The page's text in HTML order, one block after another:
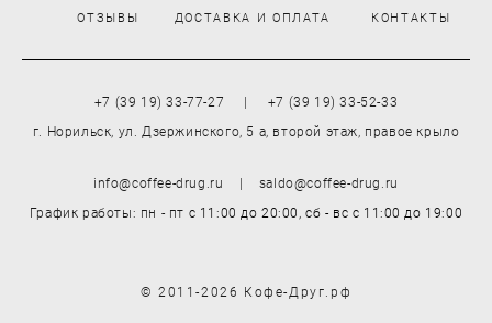
ОТЗЫВЫ ДОСТАВКА И ОПЛАТА КОНТАКТЫ
+7 (39 19) 33-77-27 | +7 (39 19) 33-52-33
г. Норильск, ул. Дзержинского, 5 а, второй этаж, правое крыло
info@coffee-drug.ru | saldo@coffee-drug.ru
График работы: пн - пт с 11:00 до 20:00,сб - вс с 11:00 до 19:00
© 2011-2026 Кофе-Друг.рф